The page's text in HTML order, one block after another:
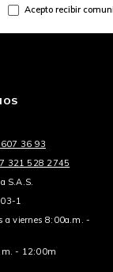
Acepto recibir
607 36 93
321 528 2745
S.A.S.
1
a viernes 8:00a.m. -
- 12:00m